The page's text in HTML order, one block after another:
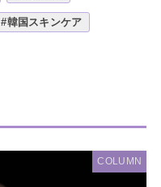
#韓国スキンケア
COLUMN